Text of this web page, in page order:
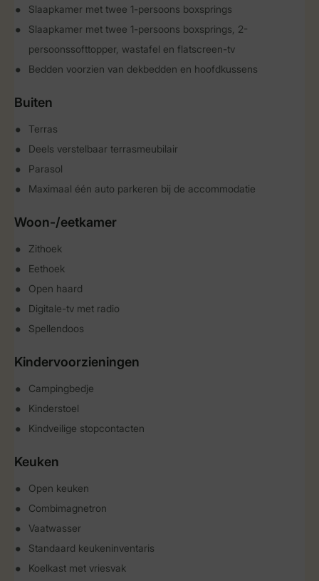
Slaapkamer met twee 1-persoons boxsprings
Slaapkamer met twee 1-persoons boxsprings, 2-
persoonssofttopper, wastafel en flatscreen-tv
Bedden voorzien van dekbedden en hoofdkussens
Buiten
Terras
Deels verstelbaar terrasmeubilair
Parasol
Maximaal één auto parkeren bij de accommodatie
Woon-/eetkamer
Zithoek
Eethoek
Open haard
Digitale-tv met radio
Spellendoos
Kindervoorzieningen
Campingbedje
Kinderstoel
Kindveilige stopcontacten
Keuken
Open keuken
Combimagnetron
Vaatwasser
Standaard keukeninventaris
Koelkast met vriesvak